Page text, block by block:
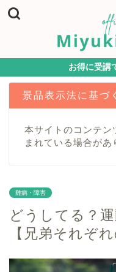
お得に受講
景品表示法に基づ
本サイトのコンテン
まれている場合があ
難病・障害
どうしてる？
【兄弟それぞれ